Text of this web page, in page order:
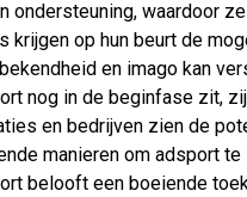
ondersteuning, waardoor
krijgen op hun beurt de
en imago kan
nog in de beginfase zit,
en bedrijven zien de
manieren om adsport
belooft een boeiende